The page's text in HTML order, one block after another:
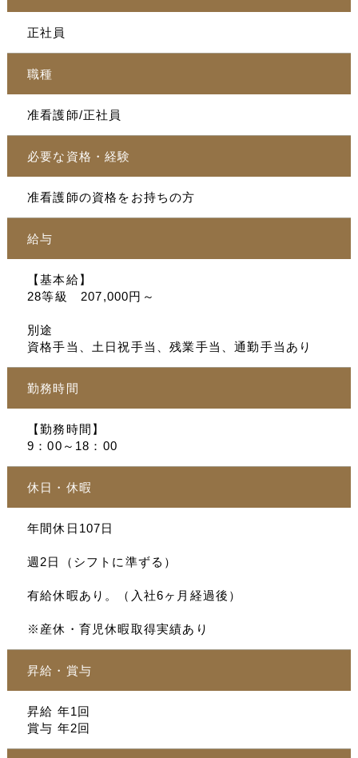
正社員
職種
准看護師/正社員
必要な資格・経験
准看護師の資格をお持ちの方
給与
【基本給】
28等級 207,000円～
別途
資格手当、土日祝手当、残業手当、通勤手当あり
勤務時間
【勤務時間】
9：00～18：00
休日・休暇
年間休日107日
週2日（シフトに準ずる）
有給休暇あり。（入社6ヶ月経過後）
※産休・育児休暇取得実績あり
昇給・賞与
昇給 年1回
賞与 年2回